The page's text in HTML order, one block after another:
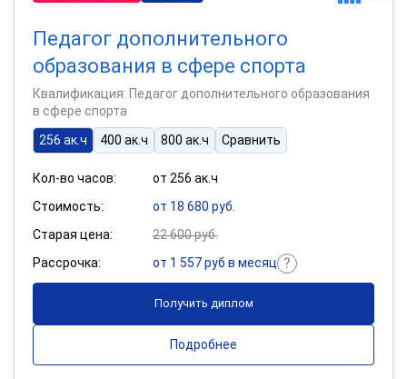
Педагог дополнительного
образования в сфере спорта
Квалификация: Педагог дополнительного образования
в сфере спорта
256 ак.ч
400 ак.ч 800 ак.ч Сравнить
Кол-во часов:
от 256 ак.ч
Стоимость:
от 18 680 руб.
Старая цена:
22 600 руб.
Рассрочка:
от 1 557 руб в месяц
Получить диплом
Подробнее